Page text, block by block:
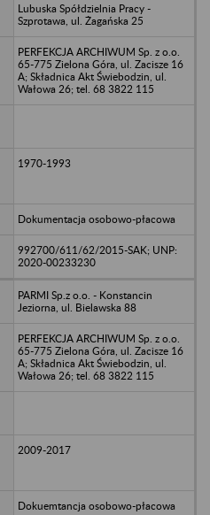
Lubuska Spółdzielnia Pracy -
Szprotawa, ul. Żagańska 25
PERFEKCJA ARCHIWUM Sp. z o.o.
65-775 Zielona Góra, ul. Zacisze 16
A; Składnica Akt Świebodzin, ul.
Wałowa 26; tel. 68 3822 115
1970-1993
Dokumentacja osobowo-płacowa
992700/611/62/2015-SAK; UNP:
2020-00233230
PARMI Sp.z o.o. - Konstancin
Jeziorna, ul. Bielawska 88
PERFEKCJA ARCHIWUM Sp. z o.o.
65-775 Zielona Góra, ul. Zacisze 16
A; Składnica Akt Świebodzin, ul.
Wałowa 26; tel. 68 3822 115
2009-2017
Dokuemtancja osobowo-płacowa